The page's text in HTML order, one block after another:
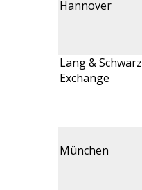
Hannover
Lang & Schwarz
Exchange
München